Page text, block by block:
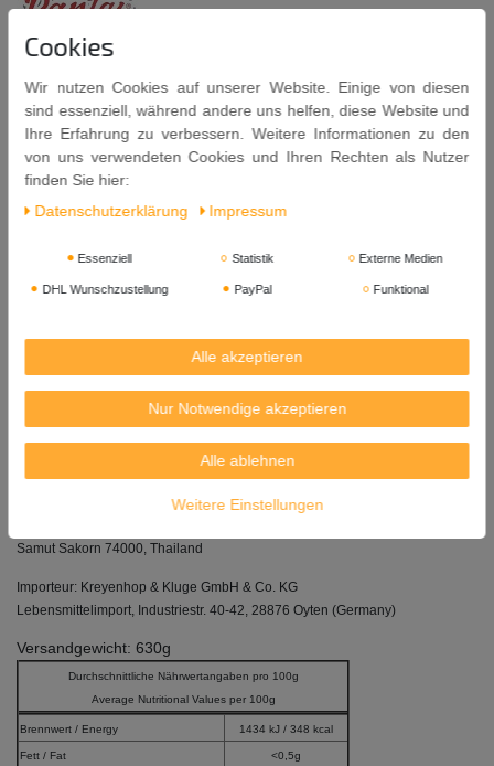
Die beste Wahl speziell zu gebratenen Nudeln thailändischer Art.
Zutaten: Zucker, Wasser, Tamarinde (12,5%), Palmzucker
(8%),Fischsauce (Anchovis Extrakt, Salz,
E260), Farbstoff (Oleorisin: E160c [Paprika-Extrakt]).
Allergene:Fischsauce (Anchovis Extrakt).
Kühl und dunkel aufbewahren.
Mindestens Haltbar bis: 06. 08. 2026
Herkunft: Thailand
Manufactured by / Hergestellt durch:
PANTAINORASINGH MANUFACTURER CO., LTD.
Samut Sakorn 74000, Thailand
Importeur: Kreyenhop & Kluge GmbH & Co. KG
Lebensmittelimport, Industriestr. 40-42, 28876 Oyten (Germany)
Versandgewicht: 630g
Durchschnittliche Nährwertangaben pro 100g
Average Nutritional Values per 100g
Brennwert / Energy 1434 kJ / 348 kcal
Fett / Fat <0,5g
Cookies
Wir nutzen Cookies auf unserer Website. Einige von diesen
sind essenziell, während andere uns helfen, diese Website und
Ihre Erfahrung zu verbessern. Weitere Informationen zu den
von uns verwendeten Cookies und Ihren Rechten als Nutzer
finden Sie hier:
Daten­schutz­erklärung
Impressum
Essenziell Statistik Externe Medien
DHL Wunschzustellung PayPal Funktional
Alle akzeptieren
Nur Notwendige akzeptieren
Alle ablehnen
Weitere Einstellungen